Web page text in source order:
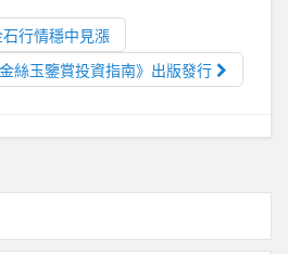
行情穩中見漲
金絲玉鑒賞投資指南》出版發行